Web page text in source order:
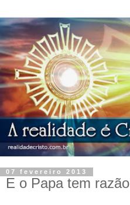
07 fevereiro 2013
E o Papa tem razão